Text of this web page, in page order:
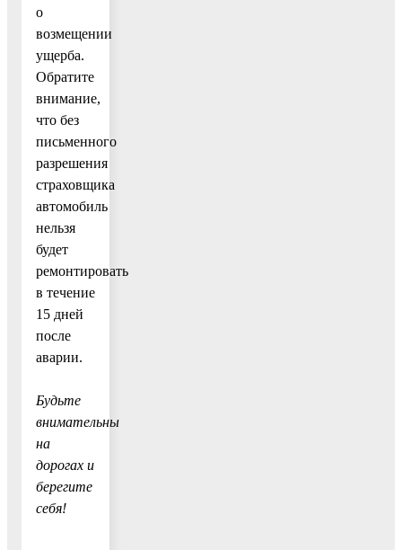
о
возмещении
ущерба.
Обратите
внимание,
что без
письменного
разрешения
страховщика
автомобиль
нельзя
будет
ремонтировать
в течение
15 дней
после
аварии.
Будьте
внимательны
на
дорогах и
берегите
себя!